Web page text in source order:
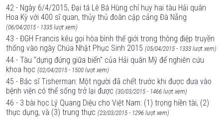
42 - Ngày 6/4/2015, Đại tá Lê Bá Hùng chỉ huy hai tàu Hải quân
Hoa Kỳ với 400 sĩ quan, thủy thủ đoàn cập cảng Đà Nẵng
(06/04/2015 - 1335 lượt xem)
43 - ĐGH Francis kêu gọi hòa bình thế giới trong thông điệp truyền
thống vào ngày Chúa Nhật Phục Sinh 2015 (05/04/2015 - 1333 lượt xem)
44 - Tàu "dựng đứng giữa biển" của Hải quân Mỹ để nghiên cứu
khoa học (02/04/2015 - 1500 lượt xem)
45 - Bác sĩ Tisherman: Một người đã chết trước khi được đưa vào
bệnh viện có thể sống trở lại được (30/03/2015 - 1466 lượt xem)
46 - 3 bài học Lý Quang Diệu cho Việt Nam: (1) trọng hiền tài, (2)
thực dụng, và (3) trung thực (23/03/2015 - 1296 lượt xem)